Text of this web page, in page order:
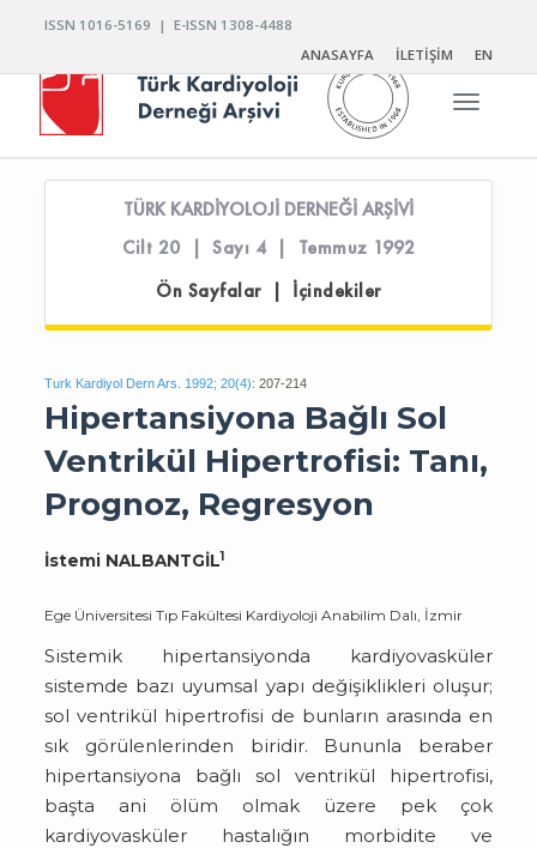
ISSN 1016-5169 | E-ISSN 1308-4488
ANASAYFA
İLETİŞİM EN
Toggle
TÜRK KARDİYOLOJİ DERNEĞİ ARŞİVİ
Cilt 20 | Sayı 4 | Temmuz 1992
Ön Sayfalar | İçindekiler
Turk Kardiyol Dern Ars. 1992; 20(4): 207-214
Hipertansiyona Bağlı Sol
Ventrikül Hipertrofisi: Tanı,
Prognoz, Regresyon
İstemi NALBANTGİL1
Ege Üniversitesi Tıp Fakültesi Kardiyoloji Anabilim Dalı, İzmir
Sistemik hipertansiyonda kardiyovasküler
sistemde bazı uyumsal yapı değişiklikleri oluşur;
sol ventrikül hipertrofisi de bunların arasında en
sık görülenlerinden biridir. Bununla beraber
hipertansiyona bağlı sol ventrikül hipertrofisi,
başta ani ölüm olmak üzere pek çok
kardiyovasküler hastalığın morbidite ve